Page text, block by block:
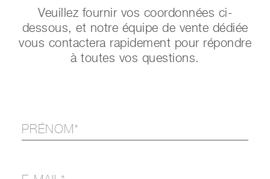
Veuillez fournir vos coordonnées ci-
dessous, et notre équipe de vente dédiée
vous contactera rapidement pour répondre
à toutes vos questions.